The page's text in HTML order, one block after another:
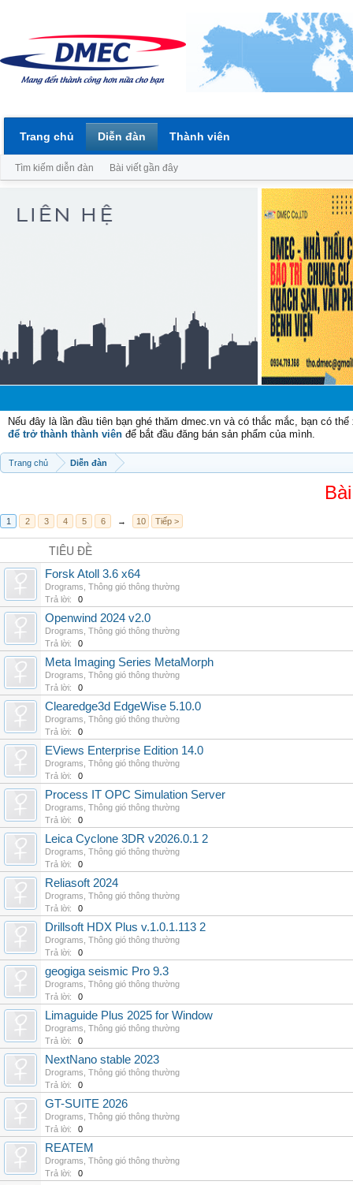
Nếu đây là lần đầu tiên bạn ghé thăm dmec.vn và có thắc mắc, bạn có
để trở thành thành viên để bắt đầu đăng bán sản phẩm của mình.
Trang chủ Diễn đàn
1 2 3 4 5 6 → 10 Tiếp >
TIÊU ĐỀ
Forsk Atoll 3.6 x64
Drograms Thông gió thông thường
Trả lời:
0
Openwind 2024 v2.0
Drograms Thông gió thông thường
Trả lời:
0
Meta Imaging Series MetaMorph
Drograms Thông gió thông thường
Trả lời:
0
Clearedge3d EdgeWise 5.10.0
Drograms Thông gió thông thường
Trả lời:
0
EViews Enterprise Edition 14.0
Drograms Thông gió thông thường
Trả lời:
0
Process IT OPC Simulation Server
Drograms Thông gió thông thường
Trả lời:
0
Leica Cyclone 3DR v2026.0.1 2
Drograms Thông gió thông thường
Trả lời:
0
Reliasoft 2024
Drograms Thông gió thông thường
Trả lời:
0
Drillsoft HDX Plus v.1.0.1.113 2
Drograms Thông gió thông thường
Trả lời:
0
geogiga seismic Pro 9.3
Drograms Thông gió thông thường
Trả lời:
0
Limaguide Plus 2025 for Window
Drograms Thông gió thông thường
Trả lời:
0
NextNano stable 2023
Drograms Thông gió thông thường
Trả lời:
0
GT-SUITE 2026
Drograms Thông gió thông thường
Trả lời:
0
REATEM
Drograms Thông gió thông thường
Trả lời:
0
Trang chủ Diễn đàn
Tìm kiếm diễn đàn Bài viết gần đây
Thành viên